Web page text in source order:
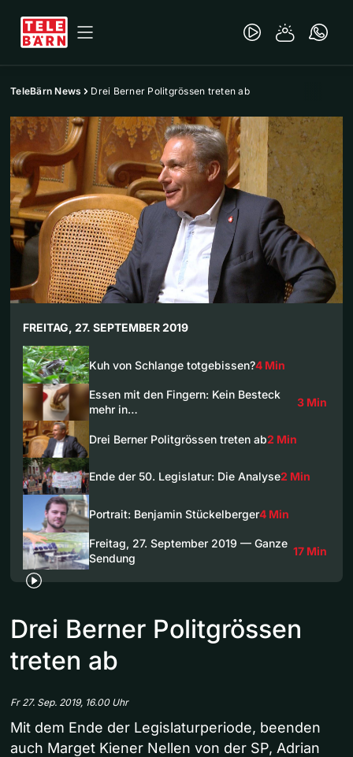
TeleBärn News Drei Berner Politgrössen treten ab
FREITAG, 27. SEPTEMBER 2019
Kuh von Schlange totgebissen?4 Min
Essen mit den Fingern: Kein Besteck
mehr in…
3 Min
Drei Berner Politgrössen treten ab2 Min
Ende der 50. Legislatur: Die Analyse2 Min
Portrait: Benjamin Stückelberger4 Min
Freitag, 27. September 2019 — Ganze
Sendung
17 Min
Drei Berner Politgrössen
treten ab
Fr 27. Sep. 2019, 16.00 Uhr
Mit dem Ende der Legislaturperiode, beenden
auch Marget Kiener Nellen von der SP, Adrian